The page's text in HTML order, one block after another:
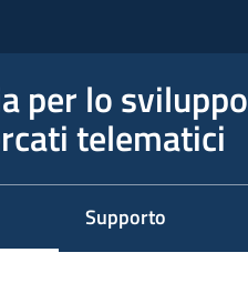
per lo sviluppo
telematici
Supporto